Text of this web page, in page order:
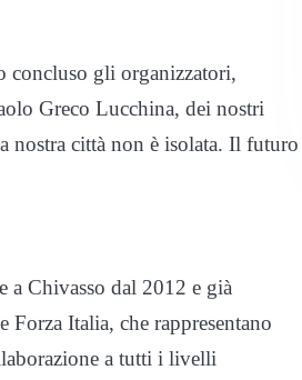
concluso gli organizzatori,
Greco Lucchina, dei nostri
nostra città non è isolata. Il futuro
a Chivasso dal 2012 e già
Italia, che rappresentano
a tutti i livelli